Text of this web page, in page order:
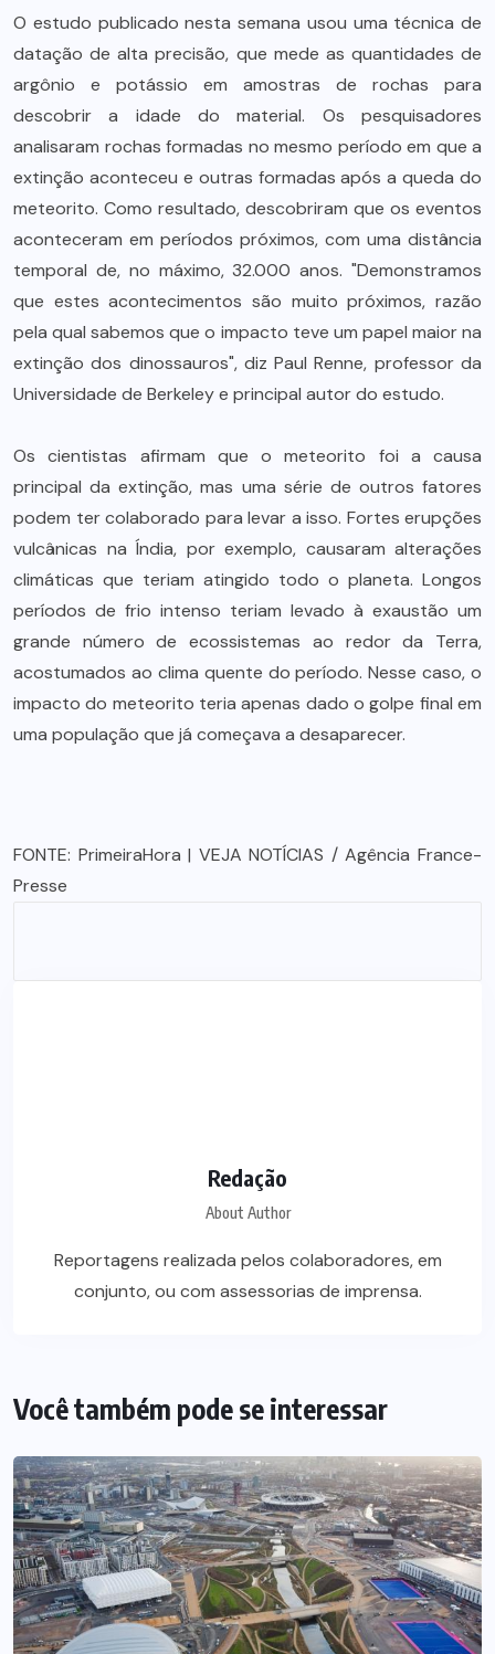
O estudo publicado nesta semana usou uma técnica de
datação de alta precisão, que mede as quantidades de
argônio e potássio em amostras de rochas para
descobrir a idade do material. Os pesquisadores
analisaram rochas formadas no mesmo período em que a
extinção aconteceu e outras formadas após a queda do
meteorito. Como resultado, descobriram que os eventos
aconteceram em períodos próximos, com uma distância
temporal de, no máximo, 32.000 anos. "Demonstramos
que estes acontecimentos são muito próximos, razão
pela qual sabemos que o impacto teve um papel maior na
extinção dos dinossauros", diz Paul Renne, professor da
Universidade de Berkeley e principal autor do estudo.
Os cientistas afirmam que o meteorito foi a causa
principal da extinção, mas uma série de outros fatores
podem ter colaborado para levar a isso. Fortes erupções
vulcânicas na Índia, por exemplo, causaram alterações
climáticas que teriam atingido todo o planeta. Longos
períodos de frio intenso teriam levado à exaustão um
grande número de ecossistemas ao redor da Terra,
acostumados ao clima quente do período. Nesse caso, o
impacto do meteorito teria apenas dado o golpe final em
uma população que já começava a desaparecer.
FONTE: PrimeiraHora | VEJA NOTÍCIAS / Agência France-
Presse
Redação
About Author
Reportagens realizada pelos colaboradores, em
conjunto, ou com assessorias de imprensa.
Você também pode se interessar